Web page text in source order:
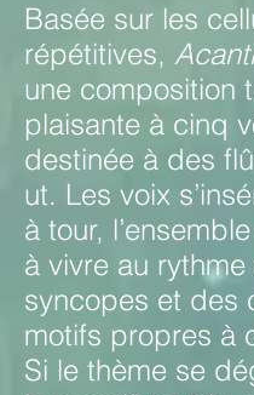
Basée sur les
répétitives,
une composition
plaisante à cinq
destinée à des
ut. Les voix
à tour,
à vivre au rythme
syncopes et des
motifs propres à
Si le thème se